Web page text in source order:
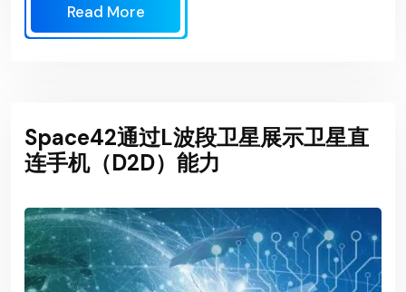
Read More
Space42通过L波段卫星展示卫星直
连手机（D2D）能力